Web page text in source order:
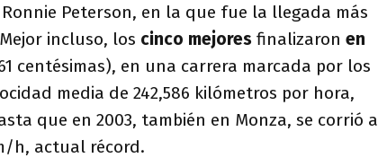
Peterson, en la que fue la llegada más
incluso, los cinco mejores finalizaron en
centésimas), en una carrera marcada por los
media de 242,586 kilómetros por hora,
que en 2003, también en Monza, se corrió a
h, actual récord.